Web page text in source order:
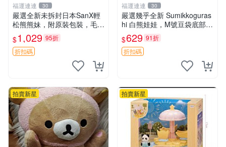
福運連連 30
嚴選全新未拆封日本SanX輕
松熊熊妹，附原裝包裝，毛絨
質地極佳，細膩可愛，推薦收
藏兼送禮，適合女性好友或家
人，限量釋出。鬆熊、熊玩
$1,029 95折
折扣碼
福運連連 30
嚴選幾乎全新 Sumikkoguras
hi 白熊娃娃，M號豆袋底部，
穩固不易倒，毛絨布標附贈，
極致軟糯手感，精工細作值得
典藏，尺寸24cm，收藏佳品
$629 91折
折扣碼
拍賣新星 拍賣新星